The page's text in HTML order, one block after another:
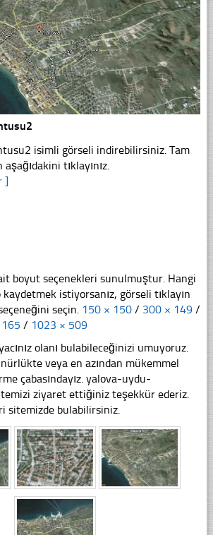
isimli görseli indirebilirsiniz. Tam
tıklayınız.
]
boyut seçenekleri sunulmuştur. Hangi
istiyorsanız, görseli tıklayın
seçin. 150 × 150 / 300 × 149 /
/ 1023 × 509
olanı bulabileceğinizi umuyoruz.
veya en azından mükemmel
çabasındayız. yalova-uydu-
ziyaret ettiğiniz teşekkür ederiz.
sitemizde bulabilirsiniz.